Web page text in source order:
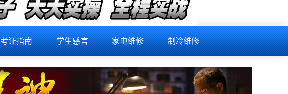
考证指南 学生感言 家电维修 制冷维修